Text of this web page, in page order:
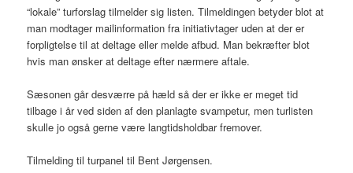
“lokale” turforslag tilmelder sig listen. Tilmeldingen betyder blot at
man modtager mailinformation fra initiativtager uden at der er
forpligtelse til at deltage eller melde afbud. Man bekræfter blot
hvis man ønsker at deltage efter nærmere aftale.
Sæsonen går desværre på hæld så der er ikke er meget tid
tilbage i år ved siden af den planlagte svampetur, men turlisten
skulle jo også gerne være langtidsholdbar fremover.
Tilmelding til turpanel til Bent Jørgensen.